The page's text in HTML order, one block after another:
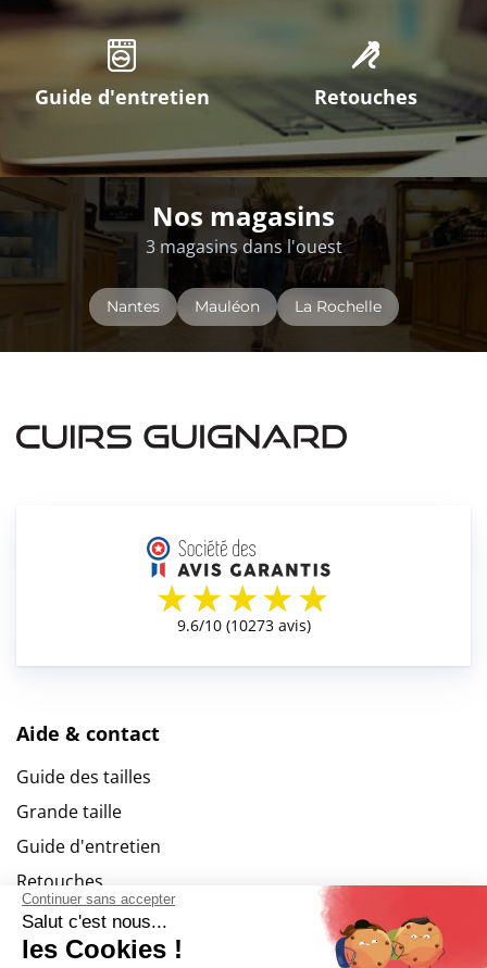
Continuer sans accepter
Salut c'est nous...
les Cookies !
Guide d'entretien Retouches
Nos magasins
3 magasins dans l'ouest
Nantes Mauléon La Rochelle
Aide & contact
Guide des tailles
Grande taille
Guide d'entretien
Retouches
Service clients